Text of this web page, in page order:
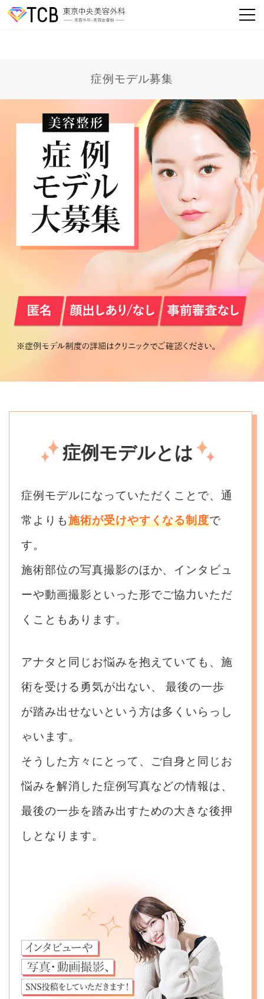
症例モデル募集
症例モデルとは
症例モデルになっていただくことで、通
常よりも施術が受けやすくなる制度で
す。
施術部位の写真撮影のほか、インタビュ
ーや動画撮影といった形でご協力いただ
くこともあります。
アナタと同じお悩みを抱えていても、施
術を受ける勇気が出ない、
最後の一歩
が踏み出せないという方は多くいらっし
ゃいます。
そうした方々にとって、ご自身と同じお
悩みを解消した症例写真などの情報は、
最後の一歩を踏み出すための大きな後押
しとなります。